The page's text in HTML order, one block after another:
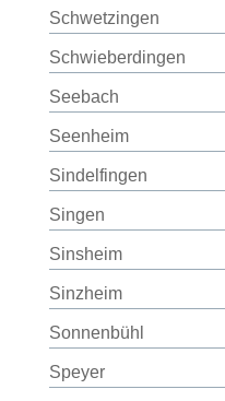
Schwetzingen
Schwieberdingen
Seebach
Seenheim
Sindelfingen
Singen
Sinsheim
Sinzheim
Sonnenbühl
Speyer